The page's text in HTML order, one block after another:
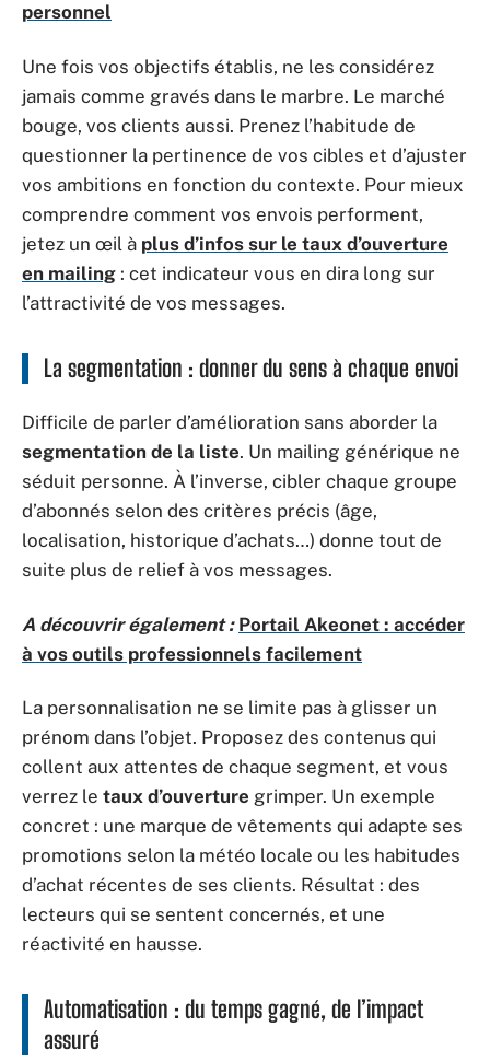
personnel
Une fois vos objectifs établis, ne les considérez
jamais comme gravés dans le marbre. Le marché
bouge, vos clients aussi. Prenez l’habitude de
questionner la pertinence de vos cibles et d’ajuster
vos ambitions en fonction du contexte. Pour mieux
comprendre comment vos envois performent,
jetez un œil à plus d’infos sur le taux d’ouverture
en mailing : cet indicateur vous en dira long sur
l’attractivité de vos messages.
La segmentation : donner du sens à chaque envoi
Difficile de parler d’amélioration sans aborder la
segmentation de la liste. Un mailing générique ne
séduit personne. À l’inverse, cibler chaque groupe
d’abonnés selon des critères précis (âge,
localisation, historique d’achats…) donne tout de
suite plus de relief à vos messages.
A découvrir également : Portail Akeonet : accéder
à vos outils professionnels facilement
La personnalisation ne se limite pas à glisser un
prénom dans l’objet. Proposez des contenus qui
collent aux attentes de chaque segment, et vous
verrez le taux d’ouverture grimper. Un exemple
concret : une marque de vêtements qui adapte ses
promotions selon la météo locale ou les habitudes
d’achat récentes de ses clients. Résultat : des
lecteurs qui se sentent concernés, et une
réactivité en hausse.
Automatisation : du temps gagné, de l’impact
assuré